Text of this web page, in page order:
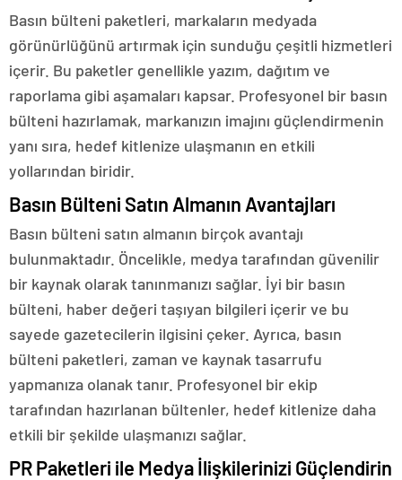
Basın bülteni paketleri, markaların medyada
görünürlüğünü artırmak için sunduğu çeşitli hizmetleri
içerir. Bu paketler genellikle yazım, dağıtım ve
raporlama gibi aşamaları kapsar. Profesyonel bir basın
bülteni hazırlamak, markanızın imajını güçlendirmenin
yanı sıra, hedef kitlenize ulaşmanın en etkili
yollarından biridir.
Basın Bülteni Satın Almanın Avantajları
Basın bülteni satın almanın birçok avantajı
bulunmaktadır. Öncelikle, medya tarafından güvenilir
bir kaynak olarak tanınmanızı sağlar. İyi bir basın
bülteni, haber değeri taşıyan bilgileri içerir ve bu
sayede gazetecilerin ilgisini çeker. Ayrıca, basın
bülteni paketleri, zaman ve kaynak tasarrufu
yapmanıza olanak tanır. Profesyonel bir ekip
tarafından hazırlanan bültenler, hedef kitlenize daha
etkili bir şekilde ulaşmanızı sağlar.
PR Paketleri ile Medya İlişkilerinizi Güçlendirin